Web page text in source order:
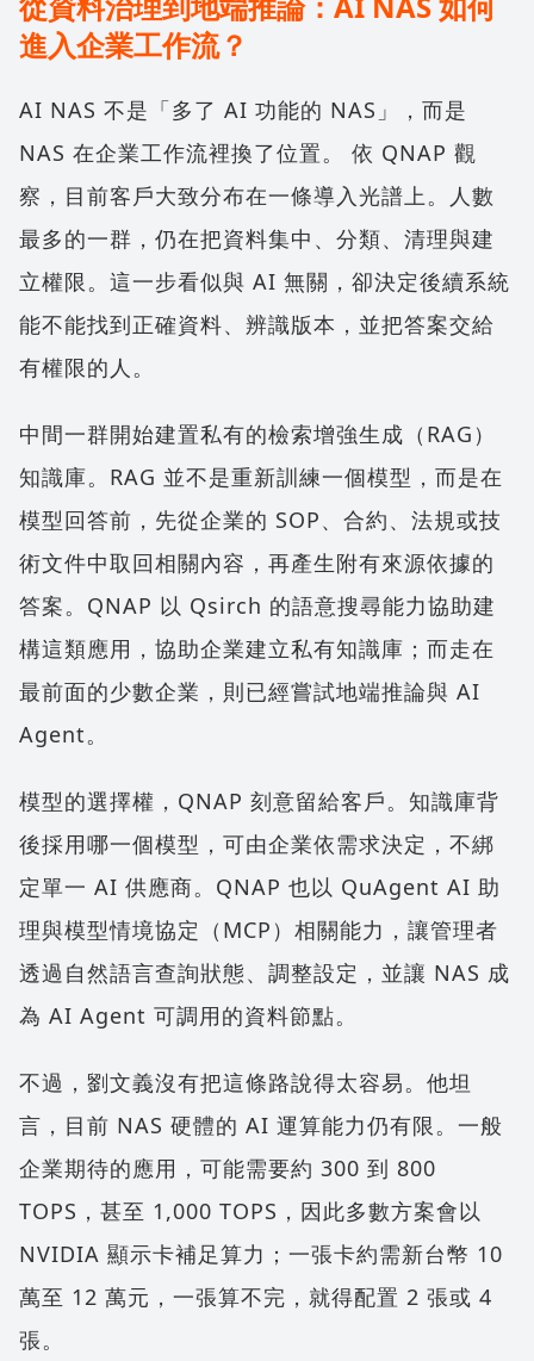
進入企業工作流？
AI NAS 不是「多了 AI 功能的 NAS」，而是
NAS 在企業工作流裡換了位置。 依 QNAP 觀
察，目前客戶大致分布在一條導入光譜上。人數
最多的一群，仍在把資料集中、分類、清理與建
立權限。這一步看似與 AI 無關，卻決定後續系統
能不能找到正確資料、辨識版本，並把答案交給
有權限的人。
中間一群開始建置私有的檢索增強生成（RAG）
知識庫。RAG 並不是重新訓練一個模型，而是在
模型回答前，先從企業的 SOP、合約、法規或技
術文件中取回相關內容，再產生附有來源依據的
答案。QNAP 以 Qsirch 的語意搜尋能力協助建
構這類應用，協助企業建立私有知識庫；而走在
最前面的少數企業，則已經嘗試地端推論與 AI
Agent。
模型的選擇權，QNAP 刻意留給客戶。知識庫背
後採用哪一個模型，可由企業依需求決定，不綁
定單一 AI 供應商。QNAP 也以 QuAgent AI 助
理與模型情境協定（MCP）相關能力，讓管理者
透過自然語言查詢狀態、調整設定，並讓 NAS 成
為 AI Agent 可調用的資料節點。
不過，劉文義沒有把這條路說得太容易。他坦
言，目前 NAS 硬體的 AI 運算能力仍有限。一般
企業期待的應用，可能需要約 300 到 800
TOPS，甚至 1,000 TOPS，因此多數方案會以
NVIDIA 顯示卡補足算力；一張卡約需新台幣 10
萬至 12 萬元，一張算不完，就得配置 2 張或 4
張。